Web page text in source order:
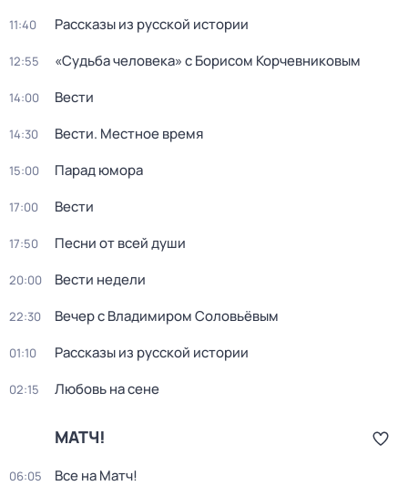
11:40 Рассказы из русской истории
12:55 «Судьба человека» с Борисом Корчевниковым
14:00 Вести
14:30 Вести. Местное время
15:00 Парад юмора
17:00 Вести
17:50 Песни от всей души
20:00 Вести недели
22:30 Вечер с Владимиром Соловьёвым
01:10 Рассказы из русской истории
02:15 Любовь на сене
МАТЧ!
06:05 Все на Матч!